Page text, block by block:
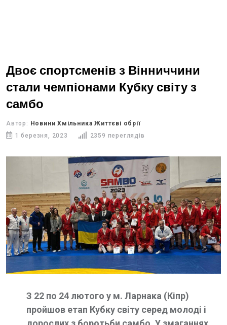
Двоє спортсменів з Вінниччини
стали чемпіонами Кубку світу з
самбо
Автор: Новини Хмільника Життєві обрії
1 березня, 2023
2359 переглядів
З 22 по 24 лютого у м. Ларнака (Кіпр)
пройшов етап Кубку світу серед молоді і